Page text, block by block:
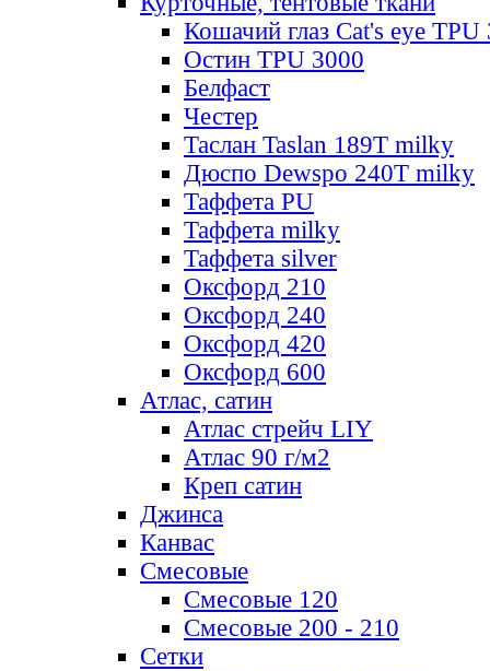
Кошачий глаз Cat's eye TPU
Остин TPU 3000
Белфаст
Честер
Таслан Taslan 189T milky
Дюспо Dewspo 240T milky
Таффета PU
Таффета milky
Таффета silver
Оксфорд 210
Оксфорд 240
Оксфорд 420
Оксфорд 600
Атлас, сатин
Атлас стрейч LIY
Атлас 90 г/м2
Креп сатин
Джинса
Канвас
Смесовые
Смесовые 120
Смесовые 200 - 210
Сетки